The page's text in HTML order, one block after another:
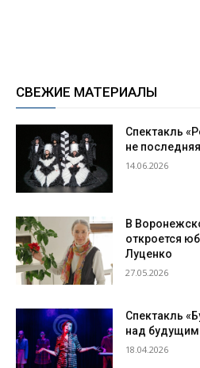
СВЕЖИЕ МАТЕРИАЛЫ
Спектакль
не
14.06.2026
В
откроется
Луценко
27.05.2026
Спектакль
над
18.04.2026